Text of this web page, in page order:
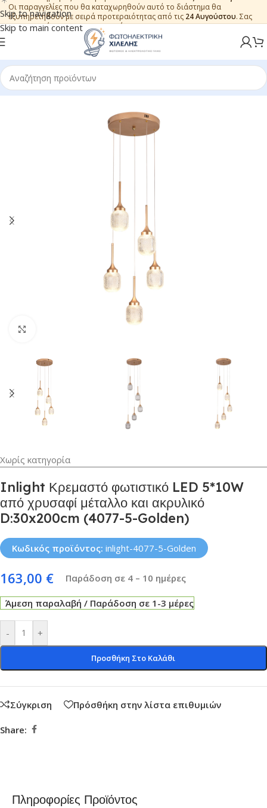
Skip to navigation
Skip to main content
Οι παραγγελίες που θα καταχωρηθούν αυτό το διάστημα θα
εξυπηρετηθούν με σειρά προτεραιότητας από τις 24 Αυγούστου. Σας
ευχαριστούμε για την εμπιστοσύνη.
Χωρίς κατηγορία
Inlight Κρεμαστό φωτιστικό LED 5*10W
από χρυσαφί μέταλλο και ακρυλικό
D:30x200cm (4077-5-Golden)
Κωδικός προϊόντος: inlight-4077-5-Golden
163,00 € Παράδοση σε 4 – 10 ημέρες
Άμεση παραλαβή / Παράδοση σε 1-3 μέρες
- +
Προσθήκη Στο Καλάθι
Σύγκριση Πρόσθήκη στην λίστα επιθυμιών
Share:
Πληροφορίες Προϊόντος